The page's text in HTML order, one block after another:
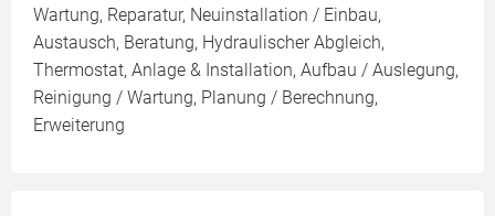
Wartung, Reparatur, Neuinstallation / Einbau,
Austausch, Beratung, Hydraulischer Abgleich,
Thermostat, Anlage & Installation, Aufbau / Auslegung,
Reinigung / Wartung, Planung / Berechnung,
Erweiterung